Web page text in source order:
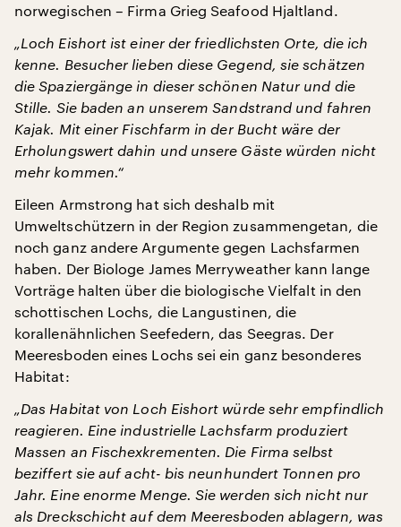
norwegischen – Firma Grieg Seafood Hjaltland.
„Loch Eishort ist einer der friedlichsten Orte, die ich
kenne. Besucher lieben diese Gegend, sie schätzen
die Spaziergänge in dieser schönen Natur und die
Stille. Sie baden an unserem Sandstrand und fahren
Kajak. Mit einer Fischfarm in der Bucht wäre der
Erholungswert dahin und unsere Gäste würden nicht
mehr kommen.“
Eileen Armstrong hat sich deshalb mit
Umweltschützern in der Region zusammengetan, die
noch ganz andere Argumente gegen Lachsfarmen
haben. Der Biologe James Merryweather kann lange
Vorträge halten über die biologische Vielfalt in den
schottischen Lochs, die Langustinen, die
korallenähnlichen Seefedern, das Seegras. Der
Meeresboden eines Lochs sei ein ganz besonderes
Habitat:
„Das Habitat von Loch Eishort würde sehr empfindlich
reagieren. Eine industrielle Lachsfarm produziert
Massen an Fischexkrementen. Die Firma selbst
beziffert sie auf acht- bis neunhundert Tonnen pro
Jahr. Eine enorme Menge. Sie werden sich nicht nur
als Dreckschicht auf dem Meeresboden ablagern, was